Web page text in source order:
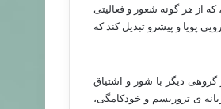
از هر گونه شعور و فعالیتی
پویا و پیشرو تبدیل کند که
دیگر با شور و اشتیاق
ی تروریسم و خودکامگی،